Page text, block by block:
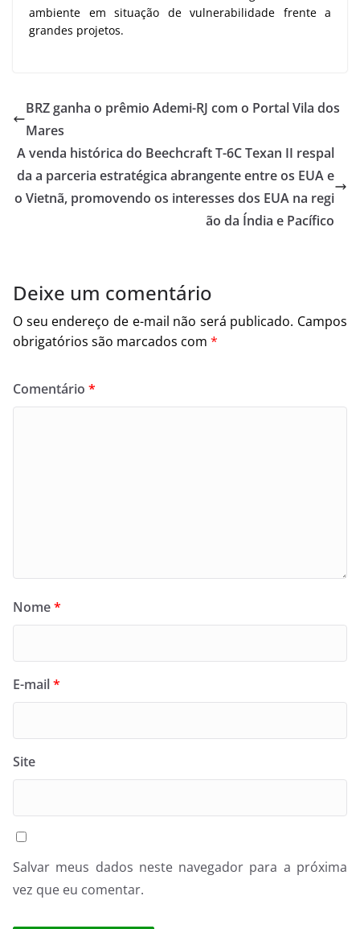
ambiente em situação de vulnerabilidade frente a
grandes projetos.
BRZ ganha o prêmio Ademi-RJ com o Portal Vila dos
Mares
A venda histórica do Beechcraft T-6C Texan II respal
da a parceria estratégica abrangente entre os EUA e
o Vietnã, promovendo os interesses dos EUA na regi
ão da Índia e Pacífico
Deixe um comentário
O seu endereço de e-mail não será publicado. Campos
obrigatórios são marcados com *
Comentário *
Nome*
E-mail*
Site
Salvar meus dados neste navegador para a próxima
vez que eu comentar.